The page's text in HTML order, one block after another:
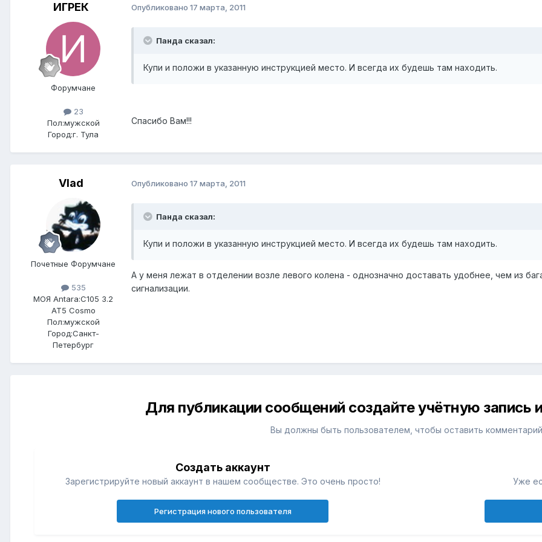
ИГРЕК
Форумчане
23
Пол:мужской
Город:г. Тула
Опубликовано 17 марта, 2011
Панда сказал:
Купи и положи в указанную инструкцией место. И всегда их будешь там находить.
Спасибо Вам!!!
Vlad
Почетные Форумчане
535
МОЯ Antara:C105 3.2
AT5 Cosmo
Пол:мужской
Город:Санкт-
Петербург
Опубликовано 17 марта, 2011
Панда сказал:
Купи и положи в указанную инструкцией место. И всегда их будешь там находить.
А у меня лежат в отделении возле левого колена - однозначно доставать удобнее, чем из
сигнализации.
Для публикации сообщений создайте учётную запись
Вы должны быть пользователем, чтобы оставить комментарий
Создать аккаунт
Зарегистрируйте новый аккаунт в нашем сообществе. Это очень просто!
Регистрация нового пользователя
Уже